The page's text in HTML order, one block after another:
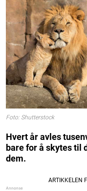
Foto: Shutterstock
Hvert år avles
bare for å skytes til
dem.